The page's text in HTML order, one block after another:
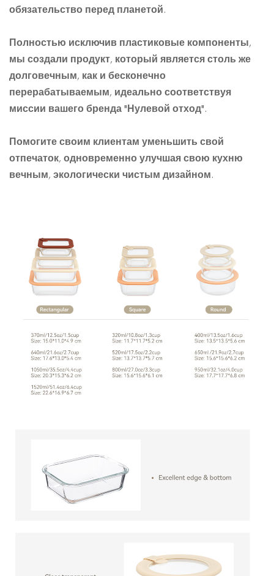
обязательство перед планетой.
Полностью исключив пластиковые компоненты,
мы создали продукт, который является столь же
долговечным, как и бесконечно
перерабатываемым, идеально соответствуя
миссии вашего бренда "Нулевой отход".
Помогите своим клиентам уменьшить свой
отпечаток, одновременно улучшая свою кухню
вечным, экологически чистым дизайном.